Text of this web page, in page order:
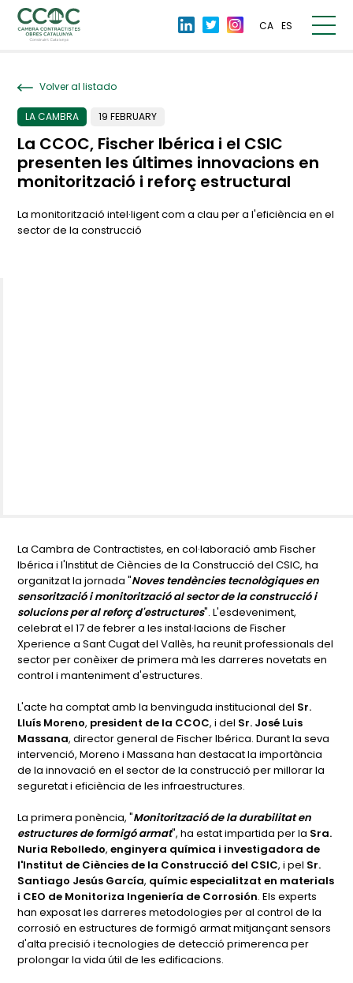
CA ES
Volver al listado
LA CAMBRA 19 FEBRUARY
La CCOC, Fischer Ibérica i el CSIC
presenten les últimes innovacions en
monitorització i reforç estructural
La monitorització intel·ligent com a clau per a l'eficiència en el
sector de la construcció
La Cambra de Contractistes, en col·laboració amb Fischer
Ibérica i l'Institut de Ciències de la Construcció del CSIC, ha
organitzat la jornada "Noves tendències tecnològiques en
sensorització i monitorització al sector de la construcció i
solucions per al reforç d'estructures". L'esdeveniment,
celebrat el 17 de febrer a les instal·lacions de Fischer
Xperience a Sant Cugat del Vallès, ha reunit professionals del
sector per conèixer de primera mà les darreres novetats en
control i manteniment d'estructures.
L'acte ha comptat amb la benvinguda institucional del Sr.
Lluís Moreno, president de la CCOC, i del Sr. José Luis
Massana, director general de Fischer Ibérica. Durant la seva
intervenció, Moreno i Massana han destacat la importància
de la innovació en el sector de la construcció per millorar la
seguretat i eficiència de les infraestructures.
La primera ponència, "Monitorització de la durabilitat en
estructures de formigó armat", ha estat impartida per la Sra.
Nuria Rebolledo,enginyera química i investigadora de
l'Institut de Ciències de la Construcció del CSIC, i pel Sr.
Santiago Jesús García, químic especialitzat en materials
i CEO de Monitoriza Ingeniería de Corrosión. Els experts
han exposat les darreres metodologies per al control de la
corrosió en estructures de formigó armat mitjançant sensors
d'alta precisió i tecnologies de detecció primerenca per
prolongar la vida útil de les edificacions.